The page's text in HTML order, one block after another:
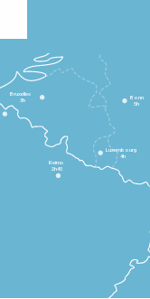
Reims
2h45
Bruxelles
3h
Bonn
5h
Luxembourg
4h